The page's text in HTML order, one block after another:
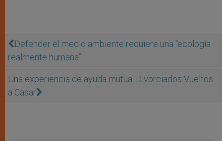
Defender el medio ambiente requiere una “ecología
realmente humana”
Una experiencia de ayuda mutua: Divorciados Vueltos
a Casar